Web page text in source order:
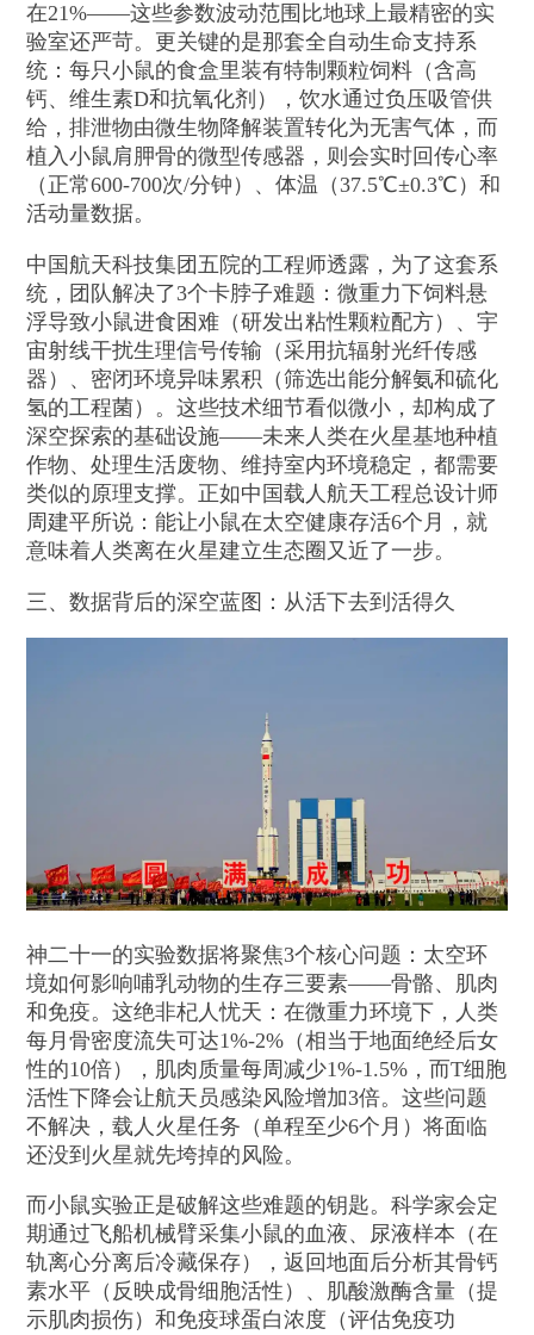
在21%——这些参数波动范围比地球上最精密的实
验室还严苛。更关键的是那套全自动生命支持系
统：每只小鼠的食盒里装有特制颗粒饲料（含高
钙、维生素D和抗氧化剂），饮水通过负压吸管供
给，排泄物由微生物降解装置转化为无害气体，而
植入小鼠肩胛骨的微型传感器，则会实时回传心率
（正常600-700次/分钟）、体温（37.5℃±0.3℃）和
活动量数据。
中国航天科技集团五院的工程师透露，为了这套系
统，团队解决了3个卡脖子难题：微重力下饲料悬
浮导致小鼠进食困难（研发出粘性颗粒配方）、宇
宙射线干扰生理信号传输（采用抗辐射光纤传感
器）、密闭环境异味累积（筛选出能分解氨和硫化
氢的工程菌）。这些技术细节看似微小，却构成了
深空探索的基础设施——未来人类在火星基地种植
作物、处理生活废物、维持室内环境稳定，都需要
类似的原理支撑。正如中国载人航天工程总设计师
周建平所说：能让小鼠在太空健康存活6个月，就
意味着人类离在火星建立生态圈又近了一步。
三、数据背后的深空蓝图：从活下去到活得久
神二十一的实验数据将聚焦3个核心问题：太空环
境如何影响哺乳动物的生存三要素——骨骼、肌肉
和免疫。这绝非杞人忧天：在微重力环境下，人类
每月骨密度流失可达1%-2%（相当于地面绝经后女
性的10倍），肌肉质量每周减少1%-1.5%，而T细胞
活性下降会让航天员感染风险增加3倍。这些问题
不解决，载人火星任务（单程至少6个月）将面临
还没到火星就先垮掉的风险。
而小鼠实验正是破解这些难题的钥匙。科学家会定
期通过飞船机械臂采集小鼠的血液、尿液样本（在
轨离心分离后冷藏保存），返回地面后分析其骨钙
素水平（反映成骨细胞活性）、肌酸激酶含量（提
示肌肉损伤）和免疫球蛋白浓度（评估免疫功